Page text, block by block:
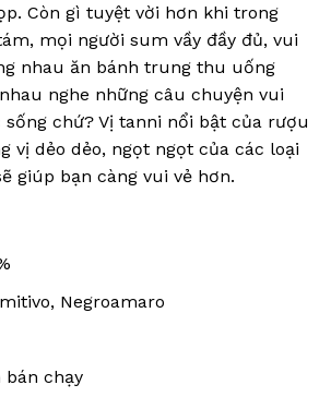
Còn gì tuyệt vời hơn khi trong
mọi người sum vầy đầy đủ, vui
nhau ăn bánh trung thu uống
nghe những câu chuyện vui
chứ? Vị tanni nổi bật của rượu
vị dẻo dẻo, ngọt ngọt của các loại
giúp bạn càng vui vẻ hơn.
Negroamaro
bán chạy